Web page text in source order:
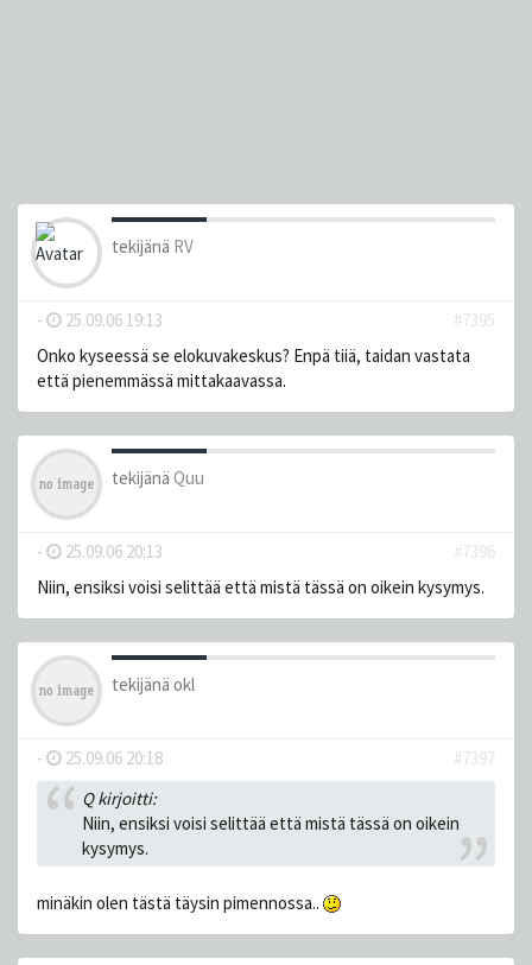
tekijänä RV
- 25.09.06 19:13
#7395
Onko kyseessä se elokuvakeskus? Enpä tiiä, taidan vastata
että pienemmässä mittakaavassa.
tekijänä Quu
- 25.09.06 20:13
#7396
Niin, ensiksi voisi selittää että mistä tässä on oikein kysymys.
tekijänä okl
- 25.09.06 20:18
#7397
Q kirjoitti:
Niin, ensiksi voisi selittää että mistä tässä on oikein
kysymys.
minäkin olen tästä täysin pimennossa..